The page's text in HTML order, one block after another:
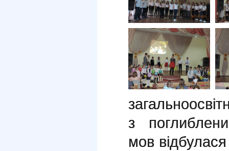
з
мов відбулася